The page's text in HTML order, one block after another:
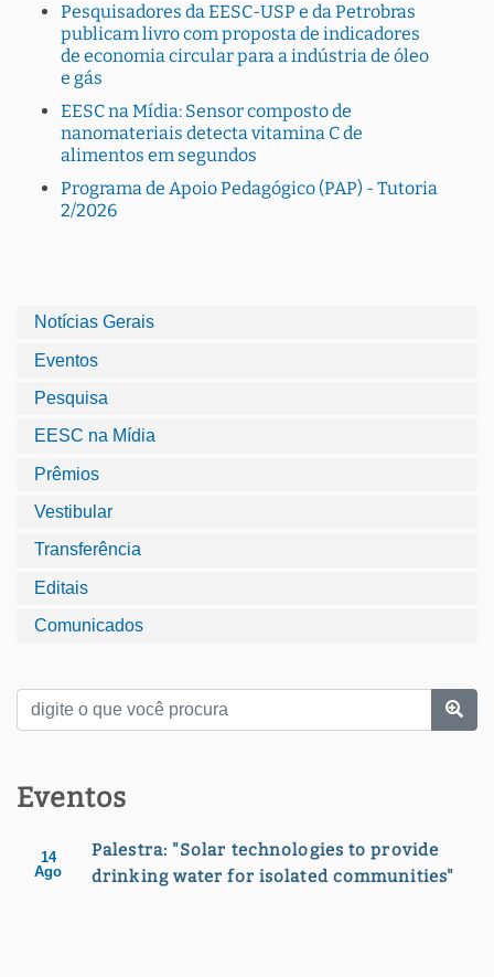
Pesquisadores da EESC-USP e da Petrobras
publicam livro com proposta de indicadores
de economia circular para a indústria de óleo
e gás
EESC na Mídia: Sensor composto de
nanomateriais detecta vitamina C de
alimentos em segundos
Programa de Apoio Pedagógico (PAP) - Tutoria
2/2026
Notícias Gerais
Eventos
Pesquisa
EESC na Mídia
Prêmios
Vestibular
Transferência
Editais
Comunicados
Eventos
14
Ago
Palestra: "Solar technologies to provide
drinking water for isolated communities"